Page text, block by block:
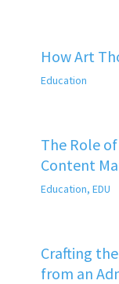
How Art
Education
The Role
Content
Education, EDU
Crafting
from an